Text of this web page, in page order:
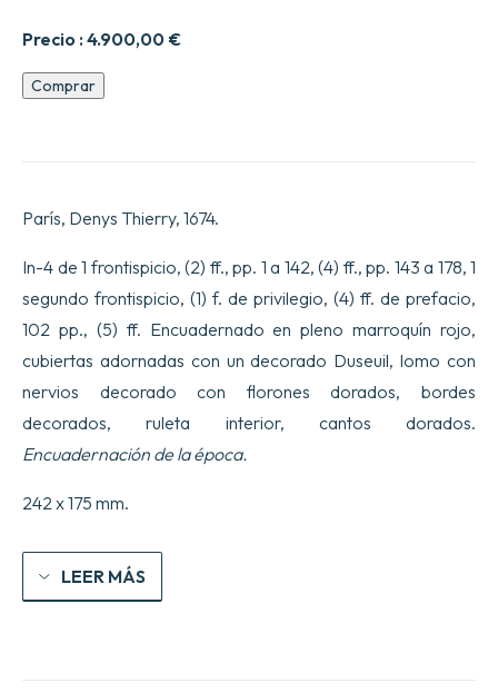
Precio :4.900,00 €
2uvres
diverses
ou
merveilleux
le
discours.
cantidad
Comprar
París, Denys Thierry, 1674.
In-4 de 1 frontispicio, (2) ff., pp. 1 a 142, (4) ff., pp. 143 a 178, 1
segundo frontispicio, (1) f. de privilegio, (4) ff. de prefacio,
102 pp., (5) ff. Encuadernado en pleno marroquín rojo,
cubiertas adornadas con un decorado Duseuil, lomo con
nervios decorado con florones dorados, bordes
decorados, ruleta interior, cantos dorados.
Encuadernación de la época.
242 x 175 mm.
LEER MÁS